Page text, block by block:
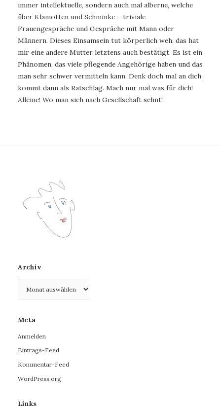
immer intellektuelle, sondern auch mal alberne, welche
über Klamotten und Schminke – triviale
Frauengespräche und Gespräche mit Mann oder
Männern. Dieses Einsamsein tut körperlich weh, das hat
mir eine andere Mutter letztens auch bestätigt. Es ist ein
Phänomen, das viele pflegende Angehörige haben und das
man sehr schwer vermitteln kann. Denk doch mal an dich,
kommt dann als Ratschlag. Mach nur mal was für dich!
Alleine! Wo man sich nach Gesellschaft sehnt!
Archiv
Meta
Anmelden
Eintrags-Feed
Kommentar-Feed
WordPress.org
Links